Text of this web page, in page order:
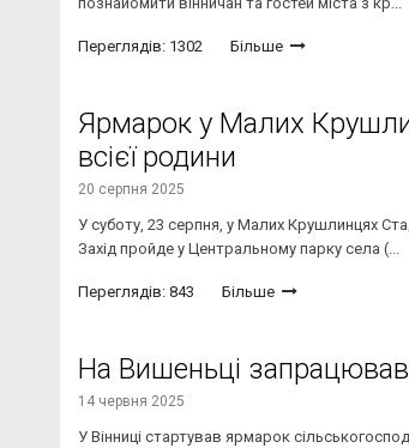
Переглядів: 1302 Більше
Ярмарок у Малих
всієї родини
20 серпня 2025
У суботу, 23 серпня, у Малих Крушлинцях
Захід пройде у Центральному парку села (...
Переглядів: 843 Більше
На Вишеньці
14 червня 2025
У Вінниці стартував ярмарок